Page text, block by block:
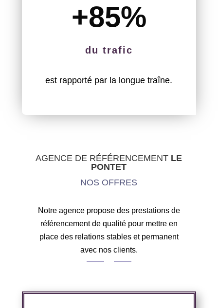
+85%
du trafic
est rapporté par la longue traîne.
AGENCE DE RÉFÉRENCEMENT LE
PONTET
NOS OFFRES
Notre agence propose des prestations de
référencement de qualité pour mettre en
place des relations stables et permanent
avec nos clients.